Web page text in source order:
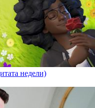
недели)